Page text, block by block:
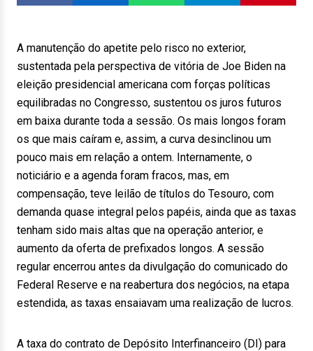
A manutenção do apetite pelo risco no exterior,
sustentada pela perspectiva de vitória de Joe Biden na
eleição presidencial americana com forças políticas
equilibradas no Congresso, sustentou os juros futuros
em baixa durante toda a sessão. Os mais longos foram
os que mais caíram e, assim, a curva desinclinou um
pouco mais em relação a ontem. Internamente, o
noticiário e a agenda foram fracos, mas, em
compensação, teve leilão de títulos do Tesouro, com
demanda quase integral pelos papéis, ainda que as taxas
tenham sido mais altas que na operação anterior, e
aumento da oferta de prefixados longos. A sessão
regular encerrou antes da divulgação do comunicado do
Federal Reserve e na reabertura dos negócios, na etapa
estendida, as taxas ensaiavam uma realização de lucros.
A taxa do contrato de Depósito Interfinanceiro (DI) para